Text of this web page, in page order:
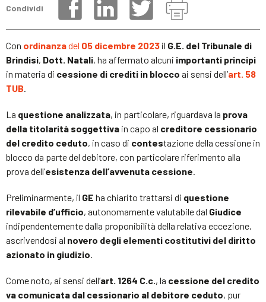
Condividi
Con ordinanzadel 05 dicembre 2023 il G.E. del Tribunale di
Brindisi, Dott. Natali, ha affermato alcuni importanti principi
in materia di cessione di crediti in blocco ai sensi dell’art. 58
TUB.
La questione analizzata, in particolare, riguardava la prova
della titolarità soggettiva in capo al creditore cessionario
del credito ceduto, in caso di contestazione della cessione in
blocco da parte del debitore, con particolare riferimento alla
prova dell’esistenza dell’avvenuta cessione.
Preliminarmente, il GE ha chiarito trattarsi di questione
rilevabile d’ufficio, autonomamente valutabile dal Giudice
indipendentemente dalla proponibilità della relativa eccezione,
ascrivendosi al novero degli elementi costitutivi del diritto
azionato in giudizio.
Come noto, ai sensi dell’art. 1264 C.c., la cessione del credito
va comunicata dal cessionario al debitore ceduto, pur